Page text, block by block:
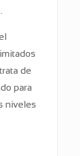
de
para
niveles